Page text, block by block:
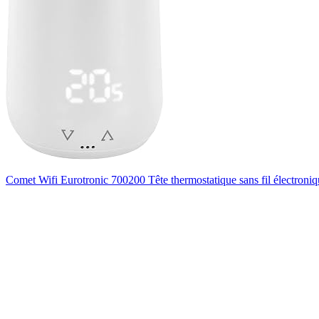
Comet Wifi Eurotronic 700200 Tête thermostatique sans fil